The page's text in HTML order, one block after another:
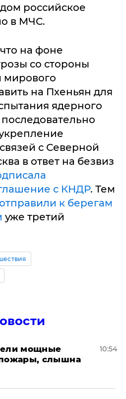
российское
в МЧС.
на фоне
со стороны
на Пхеньян для
ядерного
с Северной
в ответ на безвиз
с КНДР. Тем
отправили к берегам
уже третий
мощные
слышна
10:54